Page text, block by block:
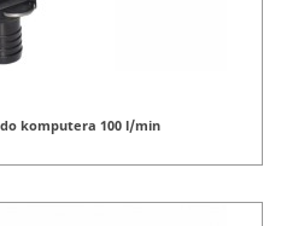
komputera 100 l/min